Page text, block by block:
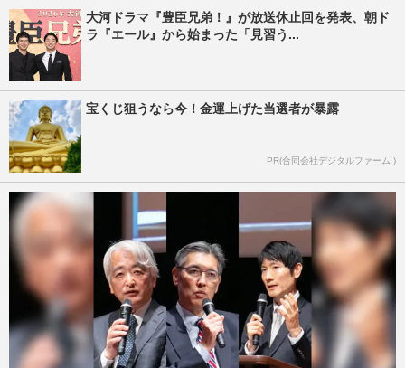
大河ドラマ『豊臣兄弟！』が放送休止回を発表、朝ド
ラ『エール』から始まった「見習う...
宝くじ狙うなら今！金運上げた当選者が暴露
PR(合同会社デジタルファーム )